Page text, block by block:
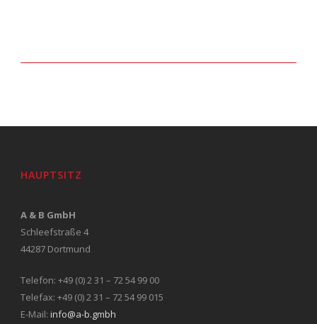
HAUPTSITZ
A & B GmbH
Schleefstraße 4
44287 Dortmund
Telefon: +49 (0) 2 31 – 72 54 99 00
Telefax: +49 (0) 2 31 – 72 54 99 015
E-Mail: info@a-b.gmbh